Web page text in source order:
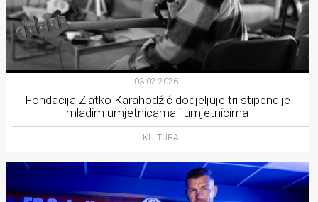
03.02.2026.
Fondacija Zlatko Karahodžić dodjeljuje tri stipendije
mladim umjetnicama i umjetnicima
KULTURA